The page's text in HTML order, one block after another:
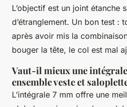
L’objectif est un joint étanche
d’étranglement. Un bon test :
après avoir mis la
bouger la tête, le col est mal
Vaut-il mieux une
ensemble veste et
L’intégrale 7 mm offre une